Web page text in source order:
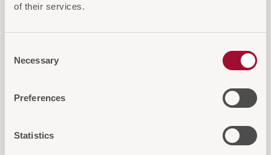
of their services.
Selection
Necessary
Preferences
Statistics
interessieren